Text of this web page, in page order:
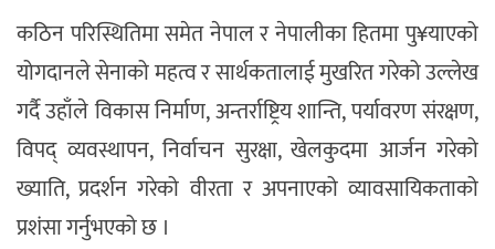
कठिन परिस्थितिमा समेत नेपाल र नेपालीका हितमा पु¥याएको
योगदानले सेनाको महत्व र सार्थकतालाई मुखरित गरेको उल्लेख
गर्दै उहाँले विकास निर्माण, अन्तर्राष्ट्रिय शान्ति, पर्यावरण संरक्षण,
विपद् व्यवस्थापन, निर्वाचन सुरक्षा, खेलकुदमा आर्जन गरेको
ख्याति, प्रदर्शन गरेको वीरता र अपनाएको व्यावसायिकताको
प्रशंसा गर्नुभएको छ ।